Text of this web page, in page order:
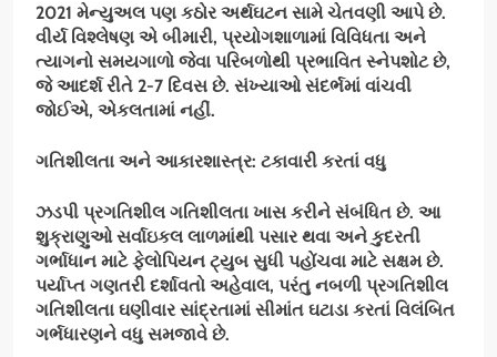
2021 મેન્યુઅલ પણ કઠોર અર્થઘટન સામે ચેતવણી આપે છે.
વીર્ય વિશ્લેષણ એ બીમારી, પ્રયોગશાળામાં વિવિધતા અને
ત્યાગનો સમયગાળો જેવા પરિબળોથી પ્રભાવિત સ્નેપશોટ છે,
જે આદર્શ રીતે 2-7 દિવસ છે. સંખ્યાઓ સંદર્ભમાં વાંચવી
જોઈએ, એકલતામાં નહીં.
ગતિશીલતા અને આકારશાસ્ત્ર: ટકાવારી કરતાં વધુ
ઝડપી પ્રગતિશીલ ગતિશીલતા ખાસ કરીને સંબંધિત છે. આ
શુક્રાણુઓ સર્વાઇકલ લાળમાંથી પસાર થવા અને કુદરતી
ગર્ભાધાન માટે ફેલોપિયન ટ્યુબ સુધી પહોંચવા માટે સક્ષમ છે.
પર્યાપ્ત ગણતરી દર્શાવતો અહેવાલ, પરંતુ નબળી પ્રગતિશીલ
ગતિશીલતા ઘણીવાર સાંદ્રતામાં સીમાંત ઘટાડા કરતાં વિલંબિત
ગર્ભધારણને વધુ સમજાવે છે.